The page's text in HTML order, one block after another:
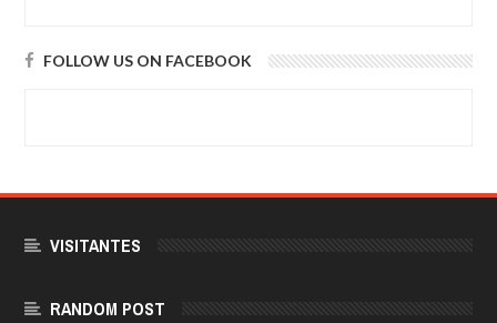
FOLLOW US ON FACEBOOK
VISITANTES
RANDOM POST